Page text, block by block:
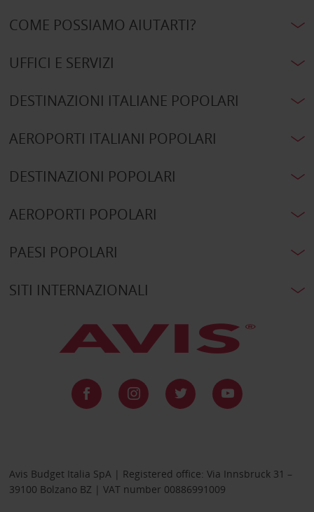
COME POSSIAMO AIUTARTI?
UFFICI E SERVIZI
DESTINAZIONI ITALIANE POPOLARI
AEROPORTI ITALIANI POPOLARI
DESTINAZIONI POPOLARI
AEROPORTI POPOLARI
PAESI POPOLARI
SITI INTERNAZIONALI
Avis Budget Italia SpA | Registered office: Via Innsbruck 31 –
39100 Bolzano BZ | VAT number 00886991009